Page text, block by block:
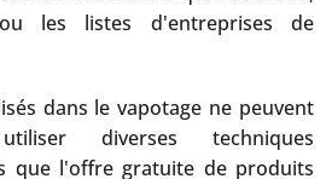
les listes d'entreprises de
dans le vapotage ne peuvent
diverses techniques
que l'offre gratuite de produits